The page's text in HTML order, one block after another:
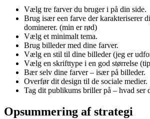
Vælg tre farver du bruger i på din side.
Brug især een farve der karakteriserer
dominerer. (min er rød)
Vælg et minimalt tema.
Brug billeder med dine farver.
Vælg en stil til dine billeder (jeg er
Vælg en skrifttype i en god størrelse
Bær selv dine farver – især på billeder.
Overfør dit design til de sociale medier.
Tag dit publikums briller på – hvad ser
Opsummering af strategi